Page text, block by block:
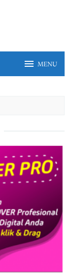
MENU